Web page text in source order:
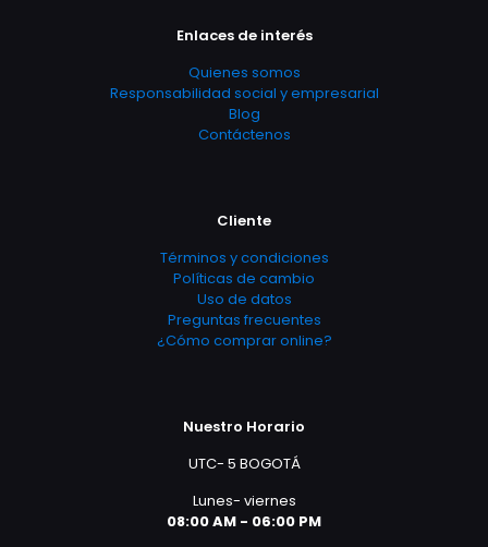
Enlaces de interés
Quienes somos
Responsabilidad social y empresarial
Blog
Contáctenos
Cliente
Términos y condiciones
Políticas de cambio
Uso de datos
Preguntas frecuentes
¿Cómo comprar online?
Nuestro Horario
UTC- 5 BOGOTÁ
Lunes- viernes
08:00 AM - 06:00 PM